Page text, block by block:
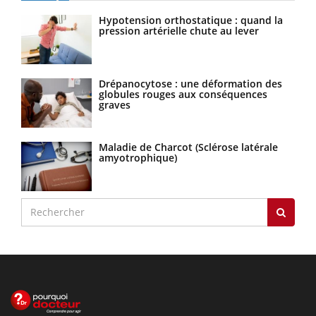
Hypotension orthostatique : quand la
pression artérielle chute au lever
Drépanocytose : une déformation des
globules rouges aux conséquences
graves
Maladie de Charcot (Sclérose latérale
amyotrophique)